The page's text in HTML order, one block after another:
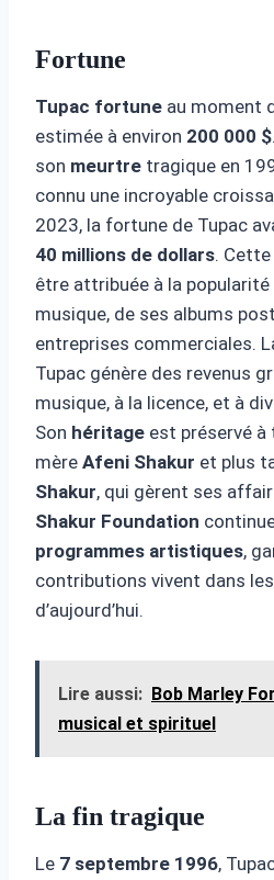
Fortune
Tupac fortune au moment
estimée à environ 200 000 $
son meurtre tragique en
connu une incroyable
2023, la fortune de Tupac
40 millions de dollars.
être attribuée à la
musique, de ses albums
entreprises commerciales.
Tupac génère des revenus
musique, à la licence, et à
Son héritage est préservé à
mère Afeni Shakur et plus
Shakur, qui gèrent ses
Shakur Foundation
programmes artistiques,
contributions vivent dans
d’aujourd’hui.
Lire aussi: Bob Marley
musical et spirituel
La fin tragique
Le 7 septembre 1996,